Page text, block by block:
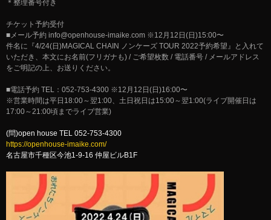
＊整理番号付き
チケット予約受付
■メール予約 info@openhouse-imaike.com ※12月12日(日)15:00〜
件名に『4/24(日)MAGICAL CHAIN ノンケーズ TOUR 2022予約希望』と入れて
いただき、本文にお名前(フリガナも) / ご希望枚数 / 電話番号 / メールアドレス
をご明記の上、お送りください。
■電話予約 TEL：052-753-4300 ※12月12日(日)16:00〜
※営業時間は平日18:00～翌1:00、土日祝日は15:00～翌1:00(ライブ開催日は
17:00～21:00頃までライブ営業)
(問)open house TEL 052-753-4300
https://openhouse-imaike.com/
名古屋市千種区今池1-9-16 仲屋ビルB1F